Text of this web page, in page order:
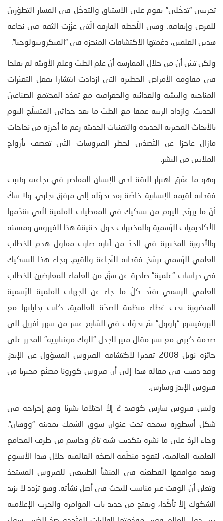
تجريبي “تدخّلي” يقوم على الاستباق والتدخّل في المسار التطوّريّ
للمرض وإيقافه. وهي اللّحظة الفارقة الّتي عزّزت الثقة في نجاعة
هذين العلمين، دعّمتها الاكتشافات المنجزة في “الميكروبيولوجيا”.
ولكن تبيّن أنّ من خلال الممارسة أنّ علم الطبّ وعلم الأوبئة لم يفلحا
في مقاومة الأمراض الخطيرة التي ازدادت انتشارا بفعل التغيّرات
المناخية والبيئية والغذائية والجغرافية مع تمدّد المجتمع الصناعيّ
الحديث. وازداد الريبة عمقا مع الطبّ ما بعد حداثي المتسلّح اليوم
بالأبحاث المخبرية الجديدة والتقنيات الحديثة رغم ما أحرزه من نجاحات
مازال عاجزا عن التّصدّي لخطر الفيروسات التّي تعصف بأرواح
الملايين من البشر.
وهو ما عمّق اهتزاز الثقة لدى الإنسان المعاصر في نجاعته وأثبت
فقدانه لقيمه الإنسانية خاصّة بعد تحوّله إلى مرفق تجاري. ولا شكّ
أنّ ما يروّج اليوم من تشكيك في المعطيات العلمية الّتي تقدّمها
الأكاديميات الرّسمية والمختبرات حول حقيقة هذا الفيروس ومنشئه
والأدوية المختبرة في الحدّ من آثاره صارت معاول هدم للخطاب
العلمي الرّسمي ترسّخ فقدانه للنّجاعة والقيم. وجاء هذا التشكيك
في دراسات “علمية” صادرة عن شقّ من العلماء المعارضين للخطاب
العلمي الرسمي تفنّد كلّ ما جاء عن الجهات العلمية الرّسمية
المنضوية تحت غطاء منظمة الصحّة العالمية، كانت بداياتها مع
البروفيسور “راوول” ثمّ تحوّلت في السّابع عشر من شهر أفريل إلى
صدمة كبرى مع نشر مقال مثير للجدل “للوك مونتانييه” المحرز على
جائزة نوبل 2008 تقديرا لاكتشافه الفيروس المسؤول عن الإيدز.
وقد ذهب في مقاله هذا إلى أن فيروس كورونا مصنّع مخبريا من
فيروس الإيدز وسارس.
وليس فيروس سارس كوفيد 2 إلاّ اختلاقا بشريّا وقع إخراجه في
شكل أسطورة سمجة تحت عنوان سوق السّمك بمدينة “ووهان”.
وجاء الردّ على ما نشره بتكذيب شبه تامّ وحاسم من طرف المجامع
العلمية العالمية، لتعود منظّمة الصحّة العالمية خلال هذا الأسبوع
وبعد مواقفها القطعيّة في المنشأ الطبيعي للفيروس المستجدّ
وتعلن أنّ الوقت غير مناسب للبحث في أصل نشأته. وهو ترّدد لا يزيد
الشكوك إلاّ تأكّدا، ويفتح من جديد باب المؤامرة والحرب الإعلامية